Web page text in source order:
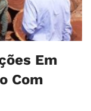
Em
Com